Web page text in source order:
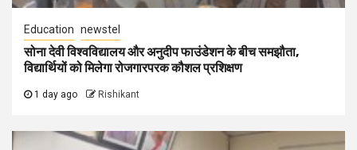
Education newstel
सोना देवी विश्वविद्यालय और अनुदीप फाउंडेशन के बीच समझौता,
विद्यार्थियों को मिलेगा रोजगारपरक कौशल प्रशिक्षण
1 day ago Rishikant